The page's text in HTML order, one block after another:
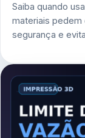
Saiba quando
materiais pedem
segurança e